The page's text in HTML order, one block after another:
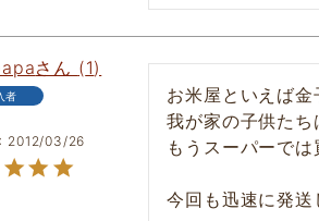
1
者
2012/03/26
お米屋といえば金
我が家の子供たち
もうスーパーでは